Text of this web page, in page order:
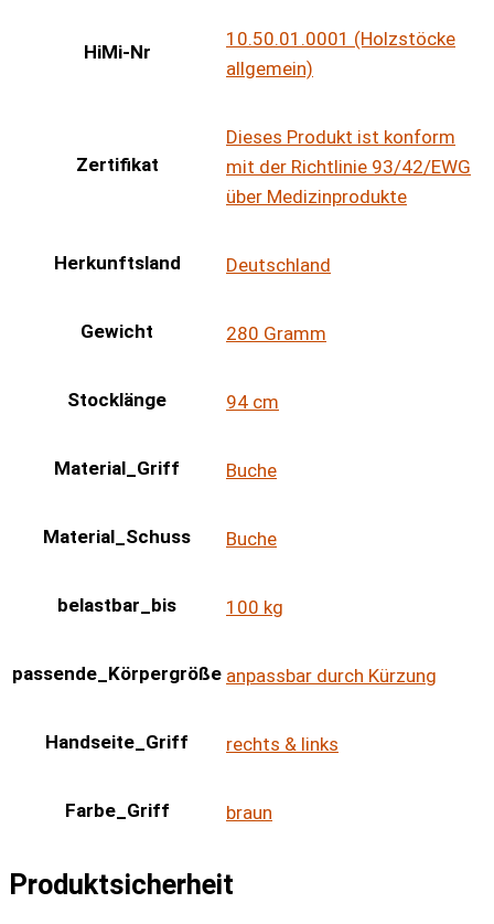
HiMi-Nr
10.50.01.0001 (Holzstöcke
allgemein)
Zertifikat
Dieses Produkt ist konform
mit der Richtlinie 93/42/EWG
über Medizinprodukte
Herkunftsland Deutschland
Gewicht 280 Gramm
Stocklänge 94 cm
Material_Griff Buche
Material_Schuss Buche
belastbar_bis 100 kg
passende_Körpergröße anpassbar durch Kürzung
Handseite_Griff rechts & links
Farbe_Griff braun
Produktsicherheit